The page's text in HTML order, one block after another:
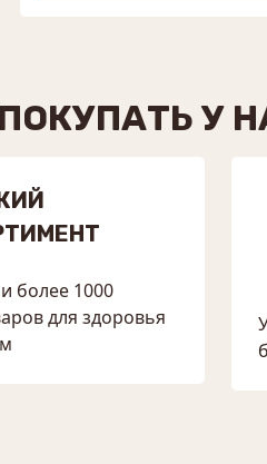
У
более 1000
для здоровья